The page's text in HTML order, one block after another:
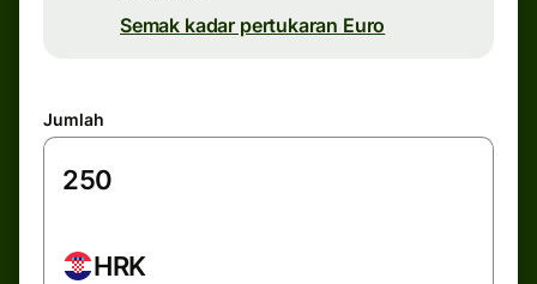
Semak kadar pertukaran Euro
Jumlah
HRK